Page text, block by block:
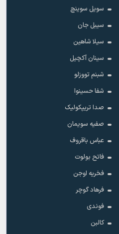
سویل سوینچ
سیبل جان
سیلا شاهین
سینان آکچیل
شبنم تووزلو
شفا حسینوا
صدا تریپکولیک
صفیه سویمان
عباس باقروف
فاتح بولوت
فخریه اوجن
فرهاد گوچر
فوندی
کالبن